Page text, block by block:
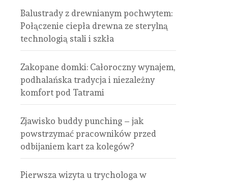
Balustrady z drewnianym pochwytem:
Połączenie ciepła drewna ze sterylną
technologią stali i szkła
Zakopane domki: Całoroczny wynajem,
podhalańska tradycja i niezależny
komfort pod Tatrami
Zjawisko buddy punching – jak
powstrzymać pracowników przed
odbijaniem kart za kolegów?
Pierwsza wizyta u trychologa w